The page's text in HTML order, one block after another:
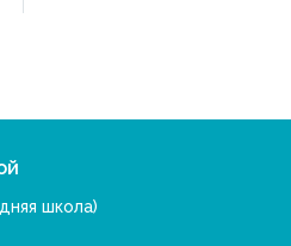
школа)